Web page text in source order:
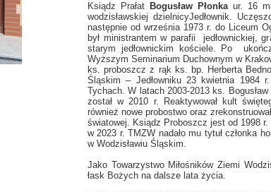
Ksiądz Prałat Bogusław Płonkaur. 16
wodzisławskiej dzielnicyJedłownik.
następnie od września 1973 r. do Liceum
był ministrantem w parafii jedłownickiej,
starym jedłownickim kościele. Po
Wyższym Seminarium Duchownym w
ks. proboszcz z rąk ks. bp. Herberta
Śląskim – Jedłowniku 23 kwietnia 1984
Tychach. W latach 2003-2013 ks.
został w 2010 r. Reaktywował kult
również nowe probostwo oraz
światowej. Ksiądz Proboszcz jest od 1998
w 2023 r. TMZW nadało mu tytuł członka
w Wodzisławiu Śląskim.
Jako Towarzystwo Miłośników Ziemi
łask Bożych na dalsze lata życia.